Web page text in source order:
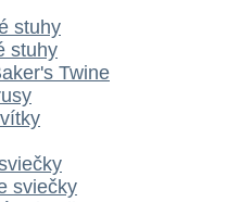
stuhy
stuhy
Twine
sviečky